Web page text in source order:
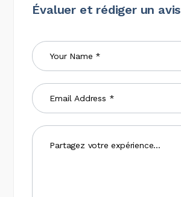
Évaluer et rédiger un avis